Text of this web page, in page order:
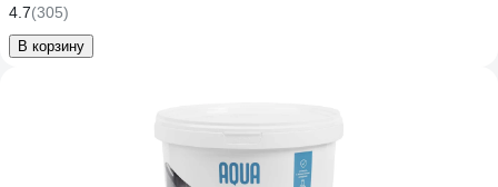
4.7(305)
В корзину